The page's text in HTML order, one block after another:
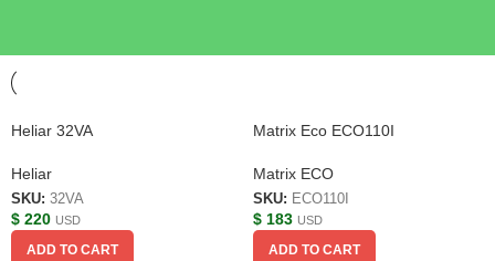
Heliar 32VA
Heliar
SKU: 32VA
$ 220 USD
ADD TO CART
Matrix Eco ECO110I
Matrix ECO
SKU: ECO110I
$ 183 USD
ADD TO CART